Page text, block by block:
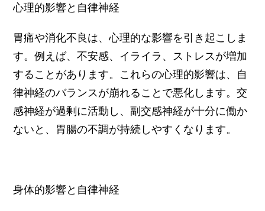
心理的影響と自律神経
胃痛や消化不良は、心理的な影響を引き起こしま
す。例えば、不安感、イライラ、ストレスが増加
することがあります。これらの心理的影響は、自
律神経のバランスが崩れることで悪化します。交
感神経が過剰に活動し、副交感神経が十分に働か
ないと、胃腸の不調が持続しやすくなります。
身体的影響と自律神経